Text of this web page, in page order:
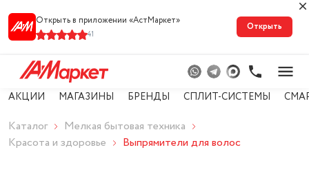
Открыть в приложении «АстМарке‪т‬»
41
Открыть
АКЦИИ МАГАЗИНЫ БРЕНДЫ СПЛИТ-СИСТЕМЫ
Каталог
Мелкая бытовая техника
Красота и здоровье
Выпрямители для волос